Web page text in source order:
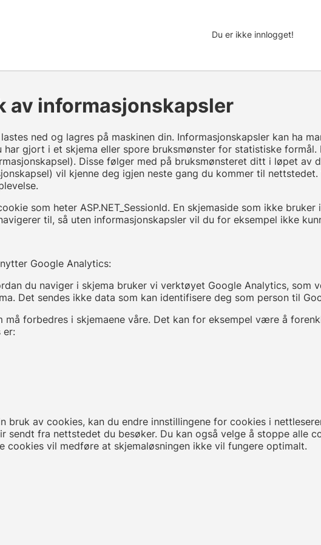
Du er ikke innlogget!
av informasjonskapsler
ned og lagres på maskinen din. Informasjonskapsler kan ha
gjort i et skjema eller spore bruksmønster for statistiske formål.
Disse følger med på bruksmønsteret ditt i løpet av
vil kjenne deg igjen neste gang du kommer til nettstedet.
som heter ASP.NET_SessionId. En skjemaside som ikke
til, så uten informasjonskapsler vil du for eksempel ikke
Google Analytics:
du naviger i skjema bruker vi verktøyet Google Analytics, som
Det sendes ikke data som kan identifisere deg som person til
forbedres i skjemaene våre. Det kan for eksempel være å
er:
bruk av cookies, kan du endre innstillingene for cookies i
sendt fra nettstedet du besøker. Du kan også velge å stoppe alle
vil medføre at skjemaløsningen ikke vil fungere optimalt.